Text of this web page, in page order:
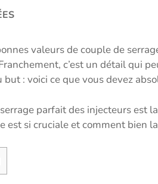
valeurs de couple de
c’est un détail qui
: voici ce que vous devez
parfait des injecteurs est
est si cruciale et comment bien